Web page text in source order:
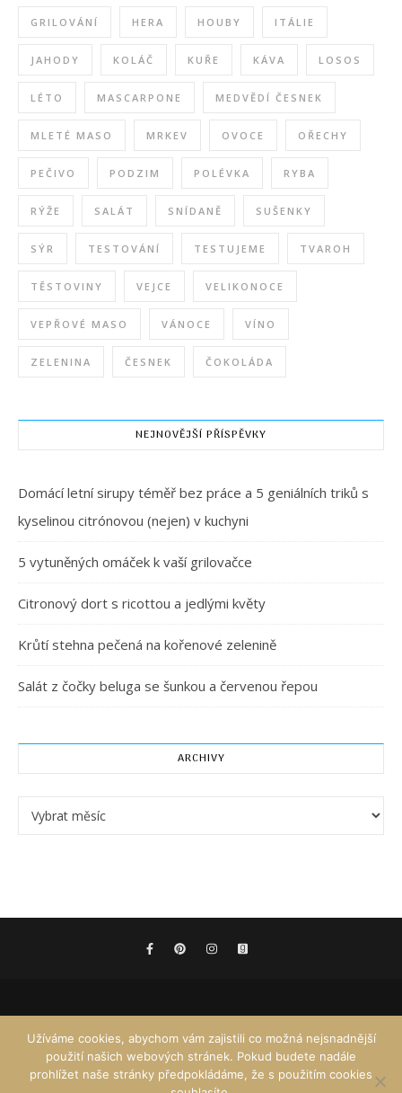
GRILOVÁNÍ HERA HOUBY ITÁLIE
JAHODY KOLÁČ KUŘE KÁVA LOSOS
LÉTO MASCARPONE MEDVĚDÍ ČESNEK
MLETÉ MASO MRKEV OVOCE OŘECHY
PEČIVO PODZIM POLÉVKA RYBA
RÝŽE SALÁT SNÍDANĚ SUŠENKY
SÝR TESTOVÁNÍ TESTUJEME TVAROH
TĚSTOVINY VEJCE VELIKONOCE
VEPŘOVÉ MASO VÁNOCE VÍNO
ZELENINA ČESNEK ČOKOLÁDA
NEJNOVĚJŠÍ PŘÍSPĚVKY
Domácí letní sirupy téměř bez práce a 5 geniálních triků s
kyselinou citrónovou (nejen) v kuchyni
5 vytuněných omáček k vaší grilovačce
Citronový dort s ricottou a jedlými květy
Krůtí stehna pečená na kořenové zelenině
Salát z čočky beluga se šunkou a červenou řepou
ARCHIVY
Užíváme cookies, abychom vám zajistili co možná nejsnadnější
použití našich webových stránek. Pokud budete nadále
prohlížet naše stránky předpokládáme, že s použitím cookies